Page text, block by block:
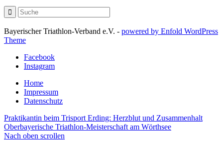
Bayerischer Triathlon-Verband e.V. - powered by Enfold WordPress
Theme
Facebook
Instagram
Home
Impressum
Datenschutz
Praktikantin beim Trisport Erding: Herzblut und Zusammenhalt
Oberbayerische Triathlon-Meisterschaft am Wörthsee
Nach oben scrollen